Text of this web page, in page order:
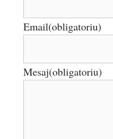
Email(obligatoriu)
Mesaj(obligatoriu)